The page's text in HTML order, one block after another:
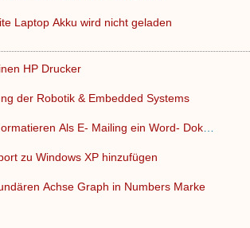
Laptop Akku wird nicht geladen
HP Drucker
der Robotik & Embedded Systems
zu Windows XP hinzufügen
Achse Graph in Numbers Marke